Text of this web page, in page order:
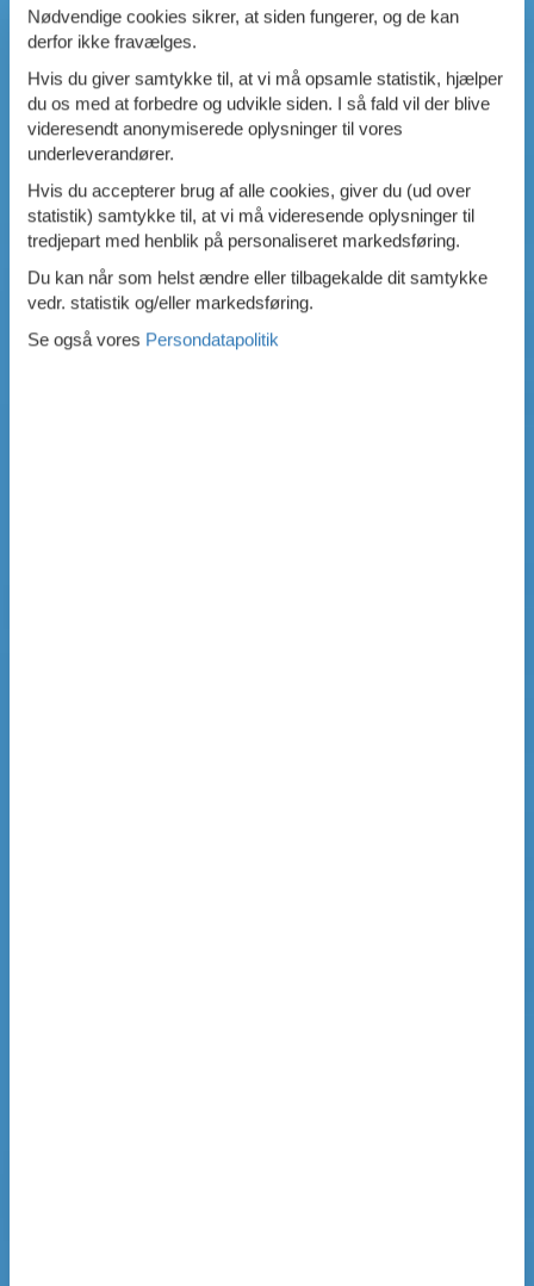
Nødvendige cookies sikrer, at siden fungerer, og de kan
derfor ikke fravælges.
Hvis du giver samtykke til, at vi må opsamle statistik, hjælper
du os med at forbedre og udvikle siden. I så fald vil der blive
videresendt anonymiserede oplysninger til vores
underleverandører.
Hvis du accepterer brug af alle cookies, giver du (ud over
statistik) samtykke til, at vi må videresende oplysninger til
tredjepart med henblik på personaliseret markedsføring.
Du kan når som helst ændre eller tilbagekalde dit samtykke
vedr. statistik og/eller markedsføring.
Se også vores Persondatapolitik